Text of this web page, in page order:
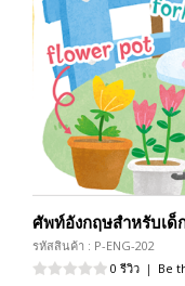
ศัพท์อังกฤษสำหรับเด็
รหัสสินค้า : P-ENG-202
0 รีวิว | Be